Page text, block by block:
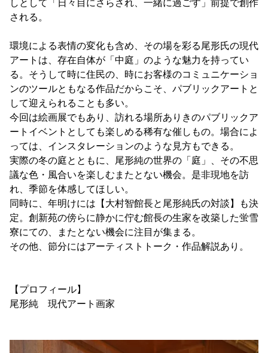
しとして「日々目にさらされ、一緒に過ごす」前提で創作
される。
環境による表情の変化も含め、その場を彩る尾形氏の現代
アートは、存在自体が「中庭」のような魅力を持ってい
る。そうして時に住民の、時にお客様のコミュニケーショ
ンのツールともなる作品だからこそ、パブリックアートと
して迎えられることも多い。
今回は絵画展でもあり、訪れる場所ありきのパブリックア
ートイベントとしても楽しめる稀有な催しもの。場合によ
っては、インスタレーションのような見方もできる。
実際の冬の庭とともに、尾形純の世界の「庭」、その不思
議な色・風合いを楽しむまたとない機会。是非現地を訪
れ、季節を体感してほしい。
同時に、年明けには【大村智館長と尾形純氏の対談】も決
定。創新苑の傍らに静かに佇む館長の生家を改築した蛍雪
寮にての、またとない機会に注目が集まる。
その他、節分にはアーティストトーク・作品解説あり。
【プロフィール】
尾形純 現代アート画家